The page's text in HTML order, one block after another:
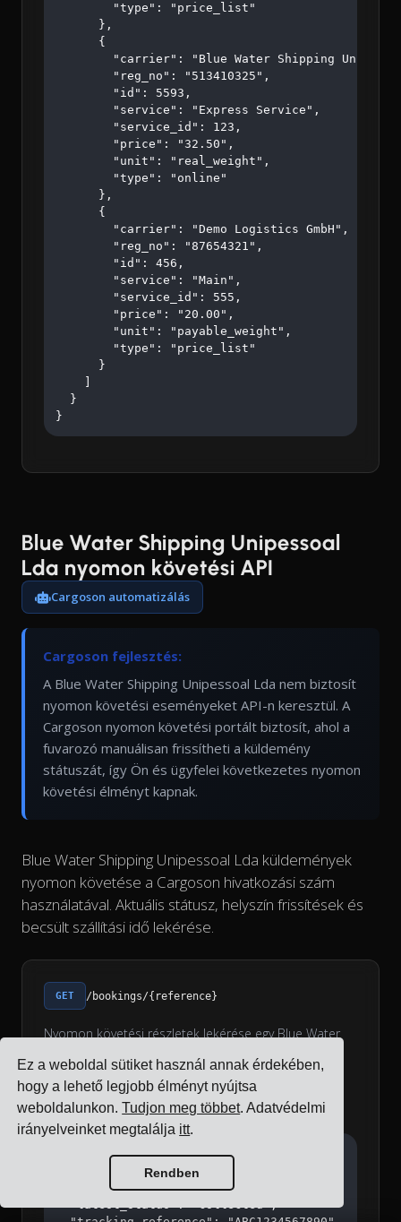
Ez a weboldal sütiket használ annak érdekében,
hogy a lehető legjobb élményt nyújtsa
weboldalunkon.Tudjon meg többet. Adatvédelmi
irányelveinket megtalálja itt.
Rendben
        "type": "price_list"
      },
      {
"carrier": "Blue Water Shipping
        "reg_no": "513410325",
        "id": 5593,
        "service": "Express Service",
        "service_id": 123,
        "price": "32.50",
        "unit": "real_weight",
        "type": "online"
      },
      {
        "carrier": "Demo Logistics GmbH",
        "reg_no": "87654321",
        "id": 456,
        "service": "Main",
        "service_id": 555,
        "price": "20.00",
        "unit": "payable_weight",
        "type": "price_list"
      }
  }
}
Blue Water Shipping Unipessoal
Lda nyomon követési API
Cargoson automatizálás
Cargoson fejlesztés:
A Blue Water Shipping Unipessoal Lda nem biztosít
nyomon követési eseményeket API-n keresztül. A
Cargoson nyomon követési portált biztosít, ahol a
fuvarozó manuálisan frissítheti a küldemény
státuszát, így Ön és ügyfelei következetes nyomon
követési élményt kapnak.
Blue Water Shipping Unipessoal Lda küldemények
nyomon követése a Cargoson hivatkozási szám
használatával. Aktuális státusz, helyszín frissítések és
becsült szállítási idő lekérése.
GET /bookings/{reference}
Nyomon követési részletek lekérése egy Blue Water
foglalási hivatkozás használatával.
Example Response
  "reference": "CG12345",
  "status": "in_transit",
  "latest_status": "collected",